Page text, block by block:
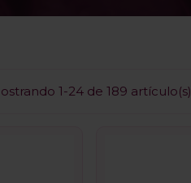
1-24 de 189 artículo(s)